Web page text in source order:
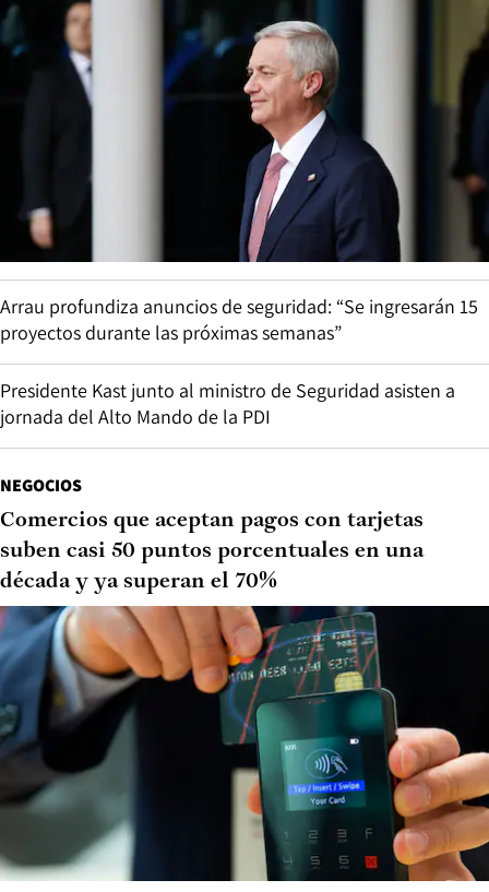
Arrau profundiza anuncios de seguridad: “Se ingresarán 15
proyectos durante las próximas semanas”
Presidente Kast junto al ministro de Seguridad asisten a
jornada del Alto Mando de la PDI
NEGOCIOS
Comercios que aceptan pagos con tarjetas
suben casi 50 puntos porcentuales en una
década y ya superan el 70%